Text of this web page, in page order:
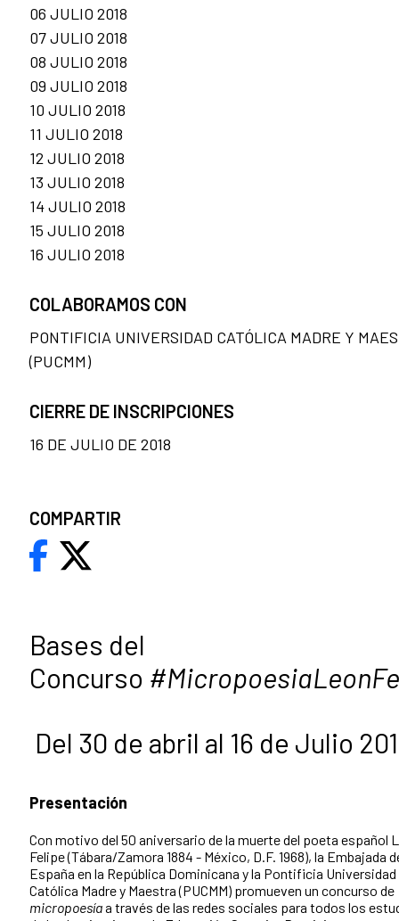
Bases del
Concurso
Del 30 de abril al 16 de Julio
Presentación
Con motivo del 50 aniversario de la muerte del poeta español
Felipe (Tábara/Zamora 1884 - México, D.F. 1968), la Embajada
España en la República Dominicana y la Pontificia Universidad
Católica Madre y Maestra (PUCMM) promueven un concurso de
micropoesíaa través de las redes sociales para todos los
06 JULIO 2018
07 JULIO 2018
08 JULIO 2018
09 JULIO 2018
10 JULIO 2018
11 JULIO 2018
12 JULIO 2018
13 JULIO 2018
14 JULIO 2018
15 JULIO 2018
16 JULIO 2018
COLABORAMOS CON
PONTIFICIA UNIVERSIDAD CATÓLICA MADRE Y
(PUCMM)
CIERRE DE INSCRIPCIONES
16 DE JULIO DE 2018
COMPARTIR